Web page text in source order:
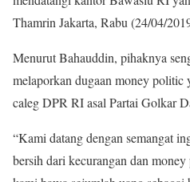
Thamrin Jakarta, Rabu (24/04/
Menurut Bahauddin, pihaknya
melaporkan dugaan money
caleg DPR RI asal Partai Golkar
“Kami datang dengan semangat
bersih dari kecurangan dan